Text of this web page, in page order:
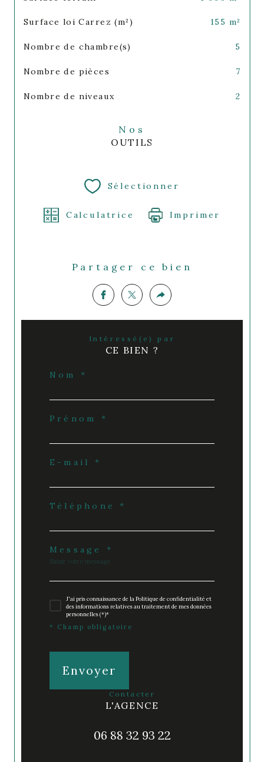
Surface loi Carrez (m²) 155 m²
Nombre de chambre(s) 5
Nombre de pièces 7
Nombre de niveaux 2
Nos
OUTILS
Sélectionner
Calculatrice Imprimer
Partager ce bien
Intéressé(e) par
CE BIEN ?
Nom *
Prénom *
E-mail *
Téléphone *
Message *
J'ai pris connaissance de la Politique de confidentialité et
des informations relatives au traitement de mes données
personnelles (*)*
* Champ obligatoire
Envoyer
contacter
L'AGENCE
06 88 32 93 22